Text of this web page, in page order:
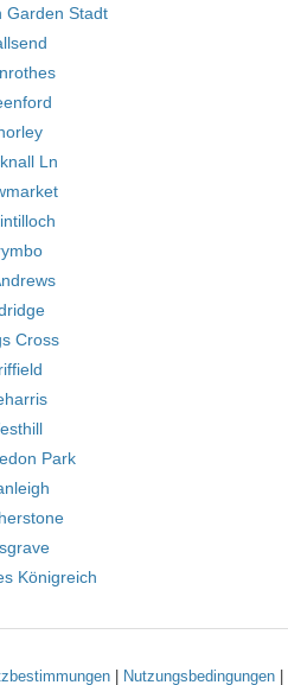
Garden Stadt
Ln
Cross
Park
Königreich
Nutzungsbedingungen